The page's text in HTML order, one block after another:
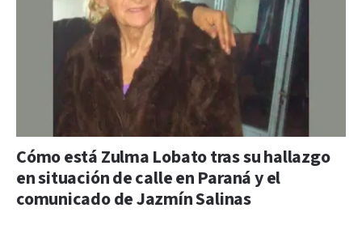
Cómo está Zulma Lobato tras su hallazgo
en situación de calle en Paraná y el
comunicado de Jazmín Salinas